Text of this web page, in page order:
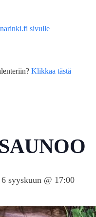
sivulle
Klikkaa tästä
6 syyskuun @ 17:00